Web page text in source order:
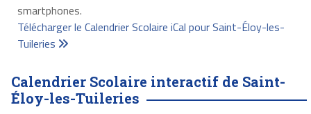
smartphones.
Télécharger le Calendrier Scolaire iCal pour Saint-Éloy-les-
Tuileries
Calendrier Scolaire interactif de Saint-
Éloy-les-Tuileries